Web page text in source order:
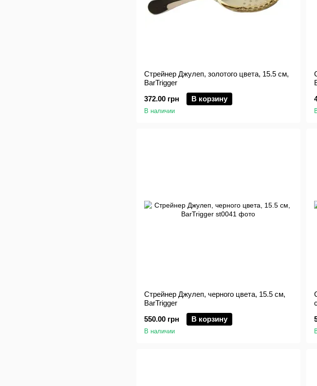
Стрейнер Джулеп, золотого цвета, 15.5 см,
BarTrigger
372.00 грн
В корзину
В наличии
Стрейнер Джулеп, черного цвета, 15.5 см,
BarTrigger
550.00 грн
В корзину
В наличии